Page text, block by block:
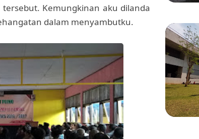
Kemungkinan aku dilanda
dalam menyambutku.
Manis
Bang